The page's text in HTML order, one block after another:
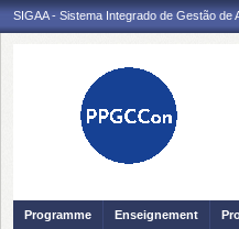
SIGAA - Sistema Integrado de Gestão de
Programme Enseignement